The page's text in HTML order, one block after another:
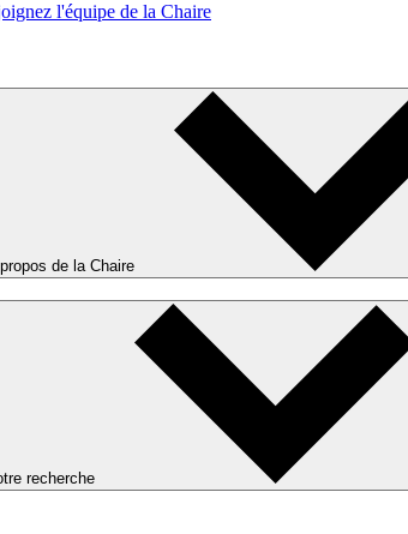
l'équipe de la Chaire
de la Chaire
recherche